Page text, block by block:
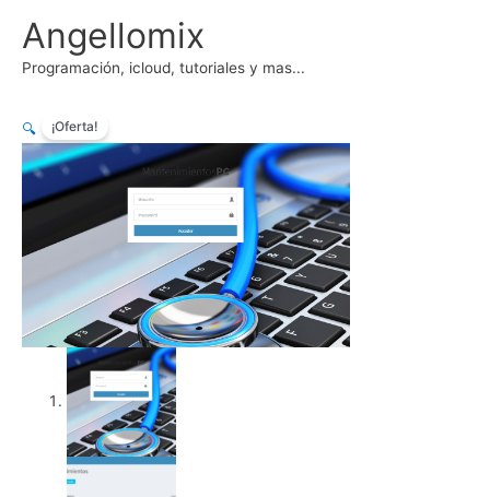
contenido
Angellomix
Programación, icloud, tutoriales y mas...
¡Oferta!
🔍